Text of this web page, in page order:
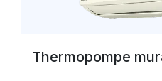
Thermopompe